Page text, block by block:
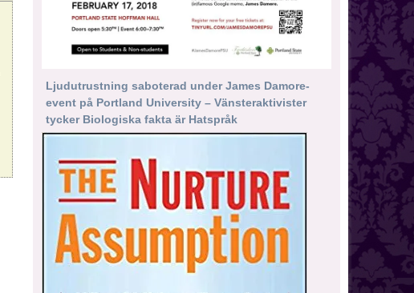
Ljudutrustning saboterad under James Damore-
event på Portland University – Vänsteraktivister
tycker Biologiska fakta är Hatspråk